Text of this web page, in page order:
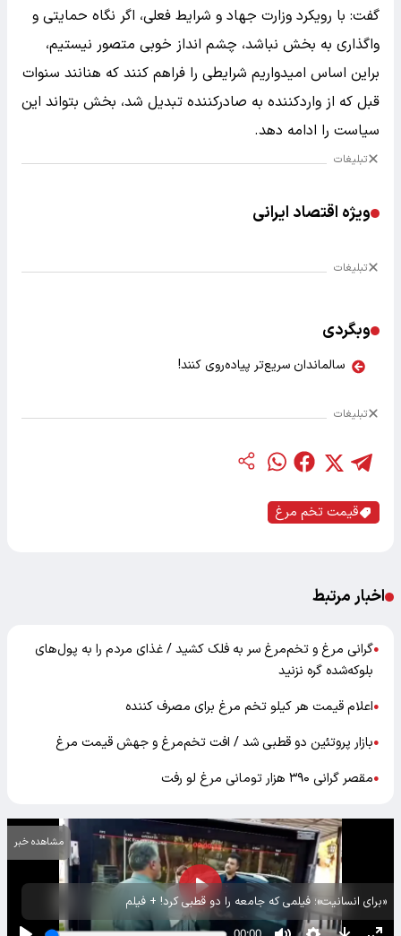
گفت: با رویکرد وزارت جهاد و شرایط فعلی، اگر نگاه حمایتی و
واگذاری به بخش نباشد، چشم انداز خوبی متصور نیستیم،
براین اساس امیدواریم شرایطی را فراهم کنند که هنانند سنوات
قبل که از واردکننده به صادرکننده تبدیل شد، بخش بتواند این
سیاست را ادامه دهد.
تبلیغات
ویژه اقتصاد ایرانی
تبلیغات
وبگردی
سالماندان سریع‌تر پیاده‌روی کنند!
تبلیغات
قیمت تخم مرغ
اخبار مرتبط
●گرانی مرغ و تخم‌مرغ سر به فلک کشید / غذای مردم را به پول‌های
بلوکه‌شده گره نزنید
●اعلام قیمت هر کیلو تخم مرغ برای مصرف کننده
●بازار پروتئین دو قطبی شد / افت تخم‌مرغ و جهش قیمت مرغ
●مقصر گرانی ۳۹۰ هزار تومانی مرغ لو رفت
«برای انسانیت»؛ فیلمی که جامعه را دو قطبی کرد! + فیلم
مشاهده خبر